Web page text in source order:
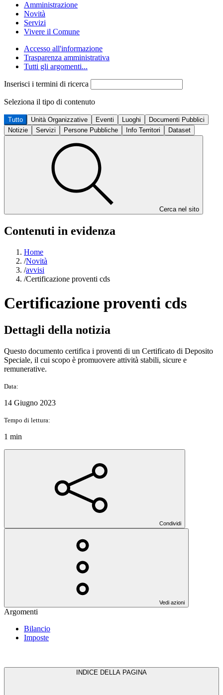
Amministrazione
Novità
Servizi
Vivere il Comune
Accesso all'informazione
Trasparenza amministrativa
Tutti gli argomenti...
Inserisci i termini di ricerca
Seleziona il tipo di contenuto
Tutto Unità Organizzative Eventi Luoghi
Documenti Pubblici
Notizie
Servizi Persone Pubbliche Info Territori Dataset
Cerca nel sito
Contenuti in evidenza
Home
/Novità
/avvisi
/Certificazione proventi cds
Certificazione proventi cds
Dettagli della notizia
Questo documento certifica i proventi di un Certificato di Deposito
Speciale, il cui scopo è promuovere attività stabili, sicure e
remunerative.
Data:
14 Giugno 2023
Tempo di lettura:
1 min
Condividi
Vedi azioni
Argomenti
Bilancio
Imposte
INDICE DELLA PAGINA